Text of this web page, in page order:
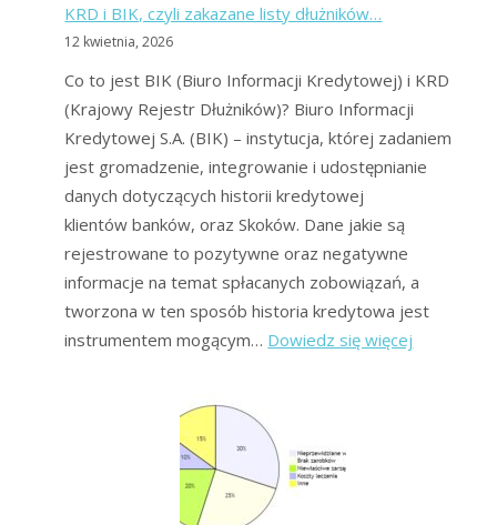
KRD i BIK, czyli zakazane listy dłużników…
12 kwietnia, 2026
Co to jest BIK (Biuro Informacji Kredytowej) i KRD
(Krajowy Rejestr Dłużników)? Biuro Informacji
Kredytowej S.A. (BIK) – instytucja, której zadaniem
jest gromadzenie, integrowanie i udostępnianie
danych dotyczących historii kredytowej
klientów banków, oraz Skoków. Dane jakie są
rejestrowane to pozytywne oraz negatywne
informacje na temat spłacanych zobowiązań, a
tworzona w ten sposób historia kredytowa jest
instrumentem mogącym… Dowiedz się więcej